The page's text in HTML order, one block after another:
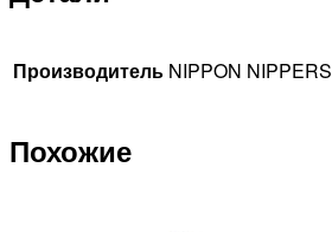
Производитель NIPPON NIPPERS
Похожие